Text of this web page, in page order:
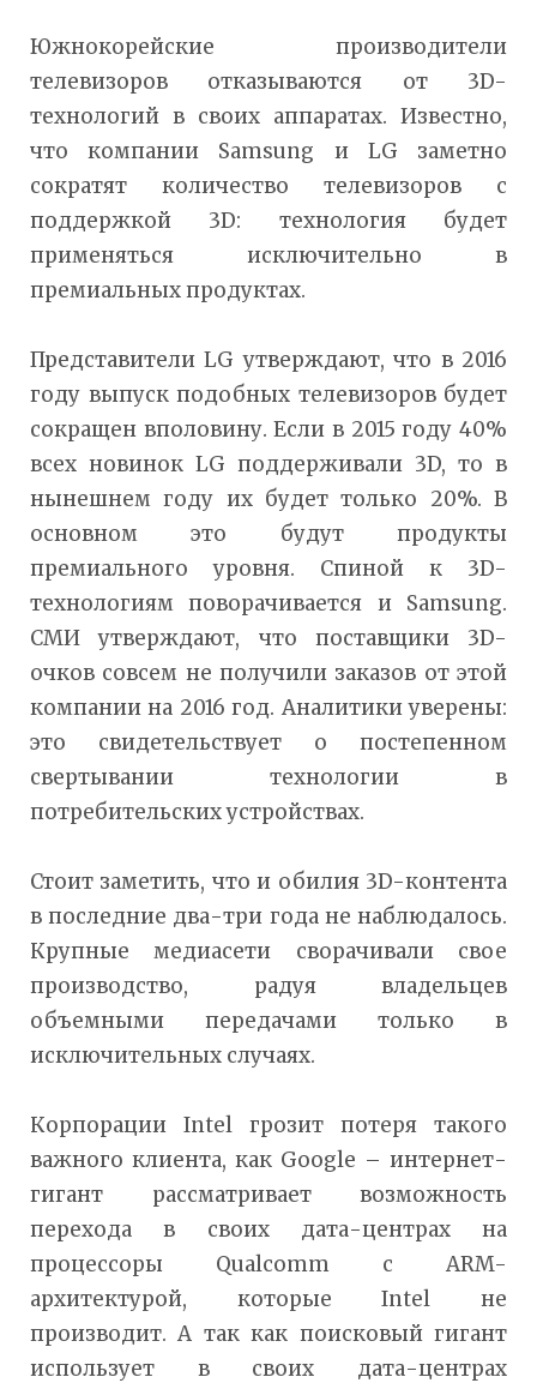
Южнокорейские производители
телевизоров отказываются от 3D-
технологий в своих аппаратах. Известно,
что компании Samsung и LG заметно
сократят количество телевизоров с
поддержкой 3D: технология будет
применяться исключительно в
премиальных продуктах.
Представители LG утверждают, что в 2016
году выпуск подобных телевизоров будет
сокращен вполовину. Если в 2015 году 40%
всех новинок LG поддерживали 3D, то в
нынешнем году их будет только 20%. В
основном это будут продукты
премиального уровня. Спиной к 3D-
технологиям поворачивается и Samsung.
СМИ утверждают, что поставщики 3D-
очков совсем не получили заказов от этой
компании на 2016 год. Аналитики уверены:
это свидетельствует о постепенном
свертывании технологии в
потребительских устройствах.
Стоит заметить, что и обилия 3D-контента
в последние два-три года не наблюдалось.
Крупные медиасети сворачивали свое
производство, радуя владельцев
объемными передачами только в
исключительных случаях.
Корпорации Intel грозит потеря такого
важного клиента, как Google – интернет-
гигант рассматривает возможность
перехода в своих дата-центрах на
процессоры Qualcomm с ARM-
архитектурой, которые Intel не
производит. А так как поисковый гигант
использует в своих дата-центрах